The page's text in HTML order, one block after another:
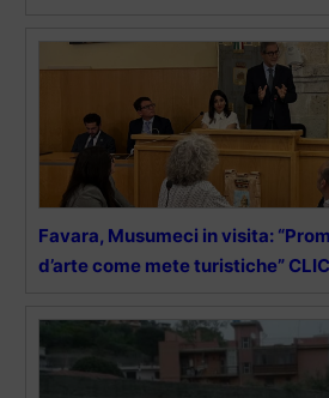
Favara, Musumeci in visita:
d’arte come mete turistiche”